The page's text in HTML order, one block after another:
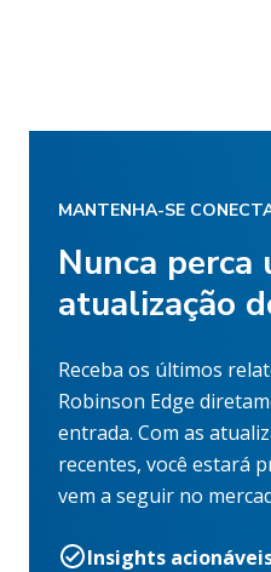
MANTENHA-SE
Nunca perca
atualização
Receba os últimos
Robinson Edge
entrada. Com as
recentes, você estará
vem a seguir no
Insights